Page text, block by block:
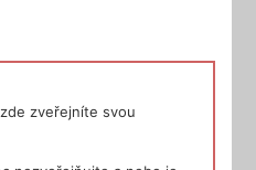
zveřejníte svou